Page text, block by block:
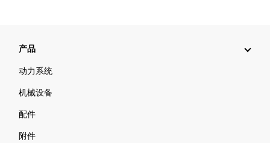
产品
动力系统
机械设备
配件
附件